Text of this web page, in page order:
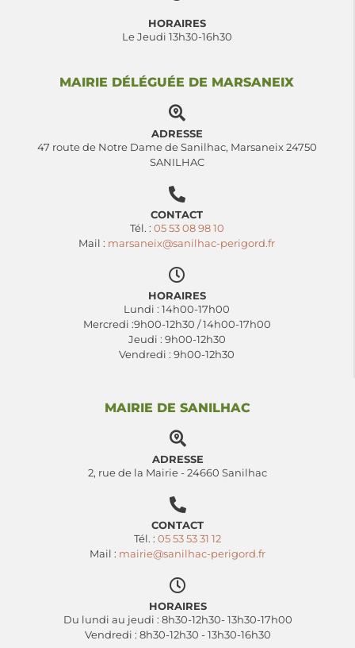
HORAIRES
Le Jeudi 13h30-16h30
MAIRIE DÉLÉGUÉE DE MARSANEIX
ADRESSE
47 route de Notre Dame de Sanilhac, Marsaneix 24750
SANILHAC
CONTACT
Tél. : 05 53 08 98 10
Mail : marsaneix@sanilhac-perigord.fr
HORAIRES
Lundi : 14h00-17h00
Mercredi :9h00-12h30 / 14h00-17h00
Jeudi : 9h00-12h30
Vendredi : 9h00-12h30
MAIRIE DE SANILHAC
ADRESSE
2, rue de la Mairie - 24660 Sanilhac
CONTACT
Tél. : 05 53 53 31 12
Mail : mairie@sanilhac-perigord.fr
HORAIRES
Du lundi au jeudi : 8h30-12h30- 13h30-17h00
Vendredi : 8h30-12h30 - 13h30-16h30